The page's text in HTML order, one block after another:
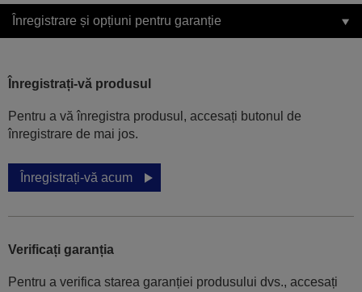
Înregistrare și opțiuni pentru garanție
Înregistrați-vă produsul
Pentru a vă înregistra produsul, accesați butonul de
înregistrare de mai jos.
Înregistrați-vă acum
Verificați garanția
Pentru a verifica starea garanției produsului dvs., accesați